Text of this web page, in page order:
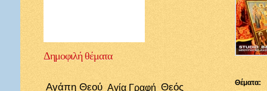
Δημοφιλήθέματα
Αγάπη Θεού Αγία Γραφή Θεός
Θέματα: